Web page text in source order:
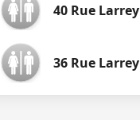
40 Rue Larrey
36 Rue Larrey